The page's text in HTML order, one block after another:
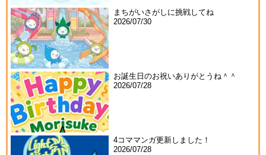
まちがいさがしに挑戦してね
2026/07/30
お誕生日のお祝いありがとうね＾＾
2026/07/28
4コママンガ更新しました！
2026/07/28